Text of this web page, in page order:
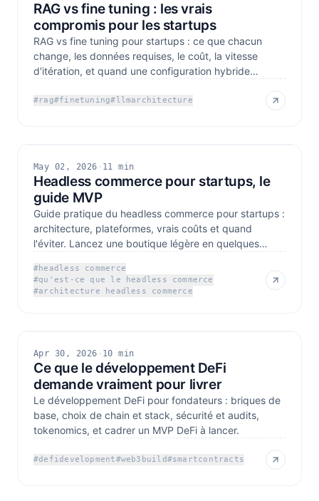
RAG vs fine tuning : les vrais
compromis pour les startups
RAG vs fine tuning pour startups : ce que chacun
change, les données requises, le coût, la vitesse
d'itération, et quand une configuration hybride
#rag#finetuning#llmarchitecture
May 02, 2026 · 11 min
Headless commerce pour startups, le
guide MVP
Guide pratique du headless commerce pour startups :
architecture, plateformes, vrais coûts et quand
l'éviter. Lancez une boutique légère en quelques
#headless commerce
#qu'est-ce que le headless commerce
#architecture headless commerce
Apr 30, 2026 · 10 min
Ce que le développement DeFi
demande vraiment pour livrer
Le développement DeFi pour fondateurs : briques de
base, choix de chain et stack, sécurité et audits,
tokenomics, et cadrer un MVP DeFi à lancer.
#defidevelopment#web3build#smartcontracts